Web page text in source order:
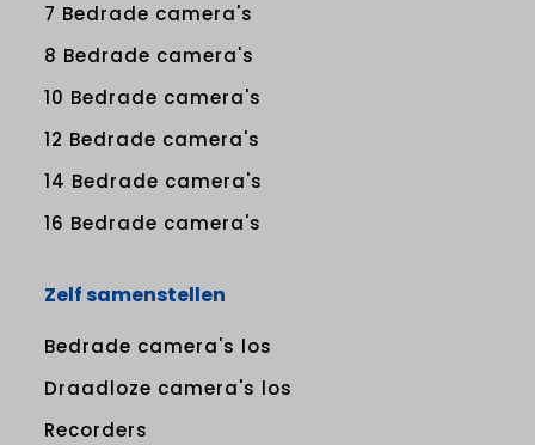
7 Bedrade camera's
8 Bedrade camera's
10 Bedrade camera's
12 Bedrade camera's
14 Bedrade camera's
16 Bedrade camera's
Zelf samenstellen
Bedrade camera's los
Draadloze camera's los
Recorders